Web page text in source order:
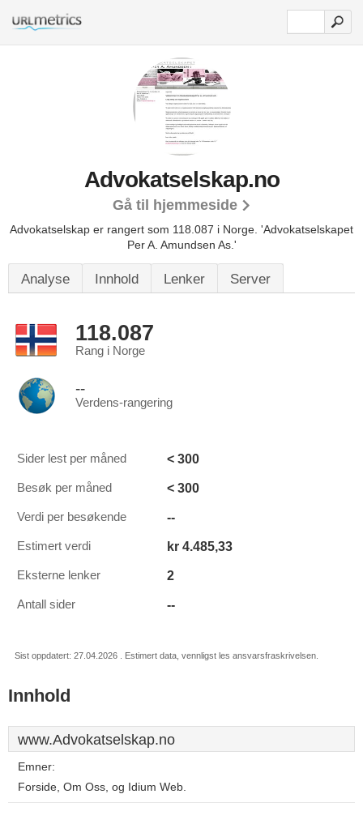
Advokatselskap.no
Gå til hjemmeside
Advokatselskap er rangert som 118.087 i Norge. 'Advokatselskapet
Per A. Amundsen As.'
Analyse Innhold Lenker Server
118.087
Rang i Norge
--
Verdens-rangering
Sider lest per måned < 300
Besøk per måned < 300
Verdi per besøkende --
Estimert verdi kr 4.485,33
Eksterne lenker 2
Antall sider --
Sist oppdatert: 27.04.2026 . Estimert data, vennligst les ansvarsfraskrivelsen.
Innhold
www.Advokatselskap.no
Emner:
Forside, Om Oss, og Idium Web.